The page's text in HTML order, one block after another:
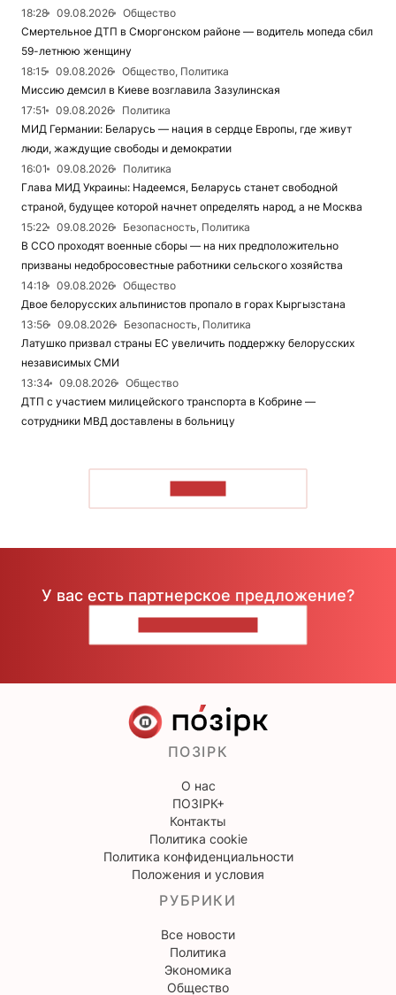
18:28
09.08.2026
Общество
Смертельное ДТП в Сморгонском районе — водитель мопеда сбил
59-летнюю женщину
18:15
09.08.2026
Общество, Политика
Миссию демсил в Киеве возглавила Зазулинская
17:51
09.08.2026
Политика
МИД Германии: Беларусь — нация в сердце Европы, где живут
люди, жаждущие свободы и демократии
16:01
09.08.2026
Политика
Глава МИД Украины: Надеемся, Беларусь станет свободной
страной, будущее которой начнет определять народ, а не Москва
15:22
09.08.2026
Безопасность, Политика
В ССО проходят военные сборы — на них предположительно
призваны недобросовестные работники сельского хозяйства
14:18
09.08.2026
Общество
Двое белорусских альпинистов пропало в горах Кыргызстана
13:56
09.08.2026
Безопасность, Политика
Латушко призвал страны ЕС увеличить поддержку белорусских
независимых СМИ
13:34
09.08.2026
Общество
ДТП с участием милицейского транспорта в Кобрине —
сотрудники МВД доставлены в больницу
У вас есть партнерское предложение?
ПОЗІРК
О нас
ПОЗІРК+
Контакты
Политика cookie
Политика конфиденциальности
Положения и условия
РУБРИКИ
Все новости
Политика
Экономика
Общество